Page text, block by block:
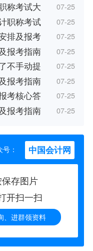
称考试大 07-25
职称考试 07-25
排及报考 07-25
报考指南 07-25
不手动提 07-25
报考指南 07-25
考核心答 07-25
报考指南 07-25
： 中国会计网
存图片
开扫一扫
、进群领资料